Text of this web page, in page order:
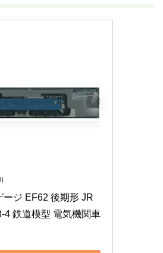
ージ EF62 後期形 JR
4 鉄道模型 電気機関車